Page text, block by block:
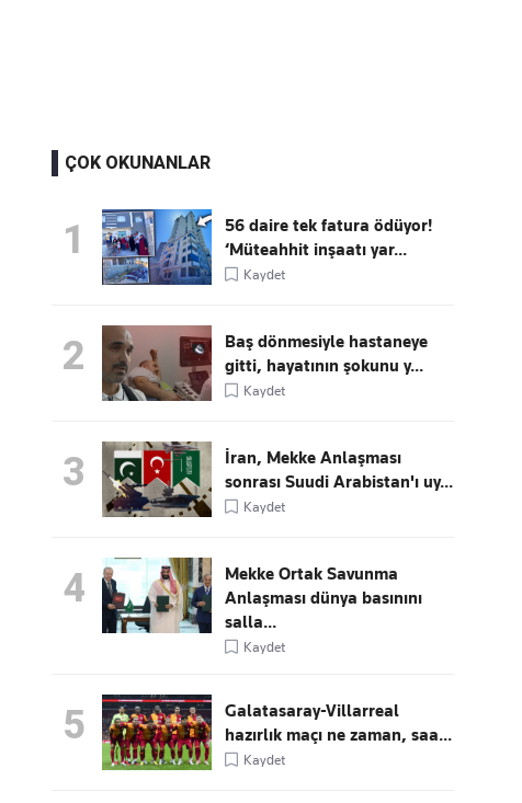
ÇOK OKUNANLAR
1
56 daire tek fatura ödüyor!
‘Müteahhit inşaatı yar...
Kaydet
2
Baş dönmesiyle hastaneye
gitti, hayatının şokunu y...
Kaydet
3
İran, Mekke Anlaşması
sonrası Suudi Arabistan'ı uy...
Kaydet
4
Mekke Ortak Savunma
Anlaşması dünya basınını
salla...
Kaydet
5
Galatasaray-Villarreal
hazırlık maçı ne zaman, saa...
Kaydet